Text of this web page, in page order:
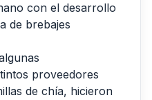
con el desarrollo
de brebajes
proveedores
de chía, hicieron